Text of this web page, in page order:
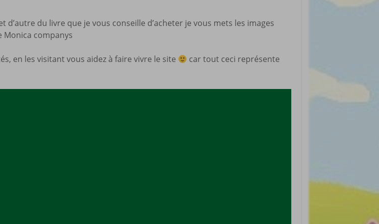
d’autre du livre que je vous conseille d’acheter je vous mets les images
Monica companys
en les visitant vous aidez à faire vivre le site
car tout ceci représente